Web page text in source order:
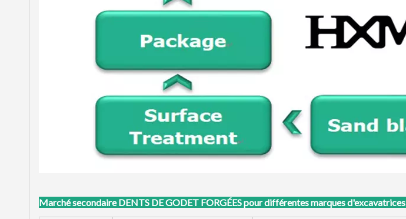
Marché secondaire DENTS DE GODET FORGÉES pour différentes marques d'excavatrices